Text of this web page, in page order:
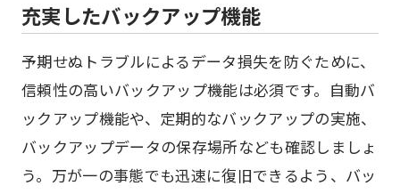
充実したバックアップ機能
予期せぬトラブルによるデータ損失を防ぐために、
信頼性の高いバックアップ機能は必須です。自動バ
ックアップ機能や、定期的なバックアップの実施、
バックアップデータの保存場所なども確認しましょ
う。万が一の事態でも迅速に復旧できるよう、バッ